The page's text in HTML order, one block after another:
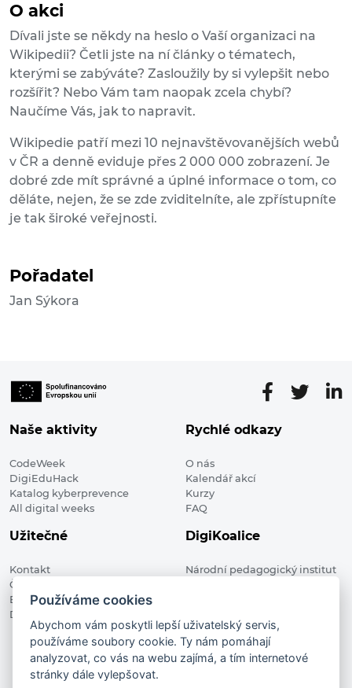
O akci
Dívali jste se někdy na heslo o Vaší organizaci na
Wikipedii? Četli jste na ní články o tématech,
kterými se zabýváte? Zasloužily by si vylepšit nebo
rozšířit? Nebo Vám tam naopak zcela chybí?
Naučíme Vás, jak to napravit.
Wikipedie patří mezi 10 nejnavštěvovanějších webů
v ČR a denně eviduje přes 2 000 000 zobrazení. Je
dobré zde mít správné a úplné informace o tom, co
děláte, nejen, že se zde zviditelníte, ale zpřístupníte
je tak široké veřejnosti.
Pořadatel
Jan Sýkora
Naše aktivity
CodeWeek
DigiEduHack
Katalog kyberprevence
All digital weeks
Rychlé odkazy
O nás
Kalendář akcí
Kurzy
FAQ
Užitečné
Kontakt
Členské organizace
Blog
Digitalizace ve vzdělávání
DigiKoalice
Národní pedagogický institut
DigiKoalice 2021. All rights reserved
Vstup do administrace
Používáme cookies
Abychom vám poskytli lepší uživatelský servis,
používáme soubory cookie. Ty nám pomáhají
analyzovat, co vás na webu zajímá, a tím internetové
stránky dále vylepšovat.